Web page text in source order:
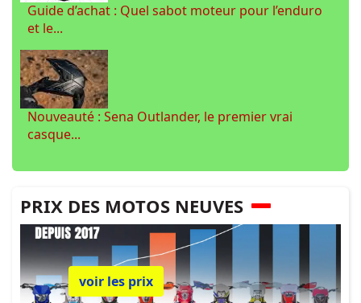
Guide d’achat : Quel sabot moteur pour l’enduro
et le...
Nouveauté : Sena Outlander, le premier vrai
casque...
PRIX DES MOTOS NEUVES
voir les prix